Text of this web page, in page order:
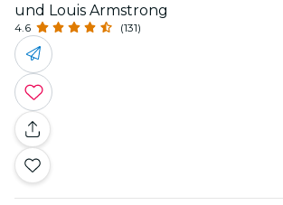
und Louis Armstrong
4.6 (131)